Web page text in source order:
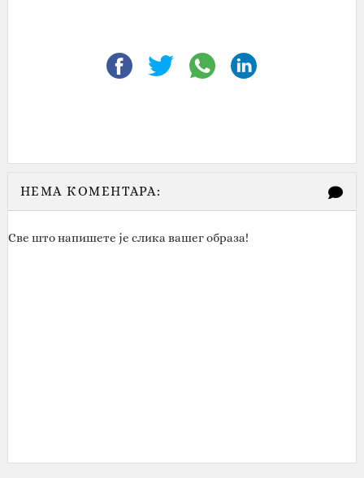
НЕМА КОМЕНТАРА:
Све што напишете је слика вашег образа!